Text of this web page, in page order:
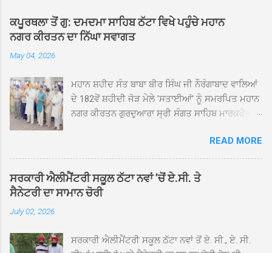
ਕਪੂਰਥਲਾ ਤੋਂ ਗੁ: ਦਮਦਮਾ ਸਾਹਿਬ ਠੱਟਾ ਵਿਖੇ ਪਹੁੰਚੇ ਮਹਾਨ
ਨਗਰ ਕੀਰਤਨ ਦਾ ਨਿੱਘਾ ਸਵਾਗਤ
May 04, 2026
ਮਹਾਨ ਸ਼ਹੀਦ ਸੰਤ ਬਾਬਾ ਬੀਰ ਸਿੰਘ ਜੀ ਨੌਰੰਗਾਬਾਦ ਵਾਲਿਆਂ
ਦੇ 182ਵੇਂ ਸ਼ਹੀਦੀ ਜੋੜ ਮੇਲੇ 'ਸਤਾਈਆਂ' ਨੂੰ ਸਮਰਪਿਤ ਮਹਾਨ
ਨਗਰ ਕੀਰਤਨ ਗੁਰਦੁਆਰਾ ਸ੍ਰੀ ਸੰਗਤ ਸਾਹਿਬ ਮਾਰਕਫੈੱਡ
ਸਰਪ੍ਰਸਤੀ ਹੇਠ, ਪੰਜ ਪਿਆਰਿਆਂ ਦੀ ਅਗਵਾਈ ਵਿੱਚ
ਮਹੱਲਾ ਸੰਤਪੁਰਾ ਤੋਂ ਪ੍ਰਾਰੰਭ ਹੋ ਕੇ ਪਿੰਡ ਭਗਤਪੁਰ,
ਭਗਵਾਨਪੁਰ, ਝੁੱਗੀਆਂ ਗੁਲਾਮ, ਮਜਾਦਪੁਰ, ਕੁੱਲੀਆਂ, ਰੱਤਾ ਨੌ
ਅਬਾਦ, ਕੋਲੀਆਂਵਾਲ, ਅੱਡਾ ਸਾਬੂਵਾਲ, ਦਰੀਏਵਾਲ,
ਵਿਖੇ ਪਹੁੰਚਣ ’ਤੇ ਮੁੱਖ ਸੇਵਾਦਾਰ ਸੰਤ ਬਾਬਾ ਹਰਜੀਤ ਸਿੰਘ ਤੇ
READ MORE
ਸਰਕਾਰੀ ਐਲੀਮੈਂਟਰੀ ਸਕੂਲ ਠੱਟਾ ਨਵਾਂ ’ਚੋਂ ਏ.ਸੀ. ਤੇ
ਸੈਨੇਟਰੀ ਦਾ ਸਾਮਾਨ ਚੋਰੀ
July 02, 2026
ਸਰਕਾਰੀ ਐਲੀਮੈਂਟਰੀ ਸਕੂਲ ਠੱਟਾ ਨਵਾਂ ਤੋਂ ਏ. ਸੀ., ਏ. ਸੀ.